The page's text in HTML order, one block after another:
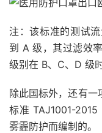
注：该标准的测试
到 A 级，其过滤效
级别在 B、C、D 级
除此国标外，还有
标准 TAJ1001-
雾霾防护而编制的。